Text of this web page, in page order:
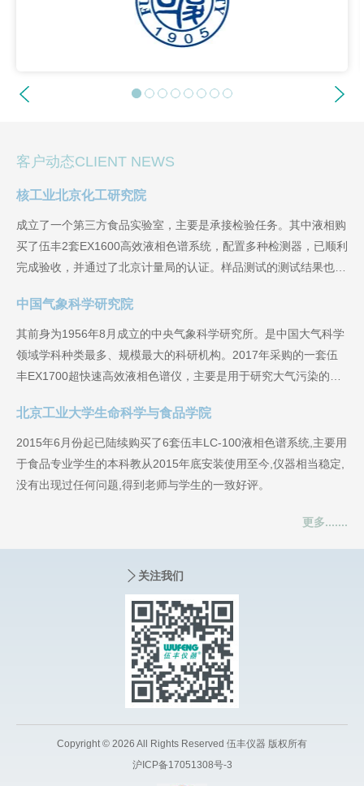
客户动态CLIENT NEWS
核工业北京化工研究院
成立了一个第三方食品实验室，主要是承接检验任务。其中液相购
买了伍丰2套EX1600高效液相色谱系统，配置多种检测器，已顺利
完成验收，并通过了北京计量局的认证。样品测试的测试结果也完
中国气象科学研究院
其前身为1956年8月成立的中央气象科学研究所。是中国大气科学
领域学科种类最多、规模最大的科研机构。2017年采购的一套伍
丰EX1700超快速高效液相色谱仪，主要是用于研究大气污染的主
北京工业大学生命科学与食品学院
2015年6月份起已陆续购买了6套伍丰LC-100液相色谱系统,主要用
于食品专业学生的本科教从2015年底安装使用至今,仪器相当稳定,
没有出现过任何问题,得到老师与学生的一致好评。
更多.......
关注我们
Copyright © 2026 All Rights Reserved 伍丰仪器 版权所有
沪ICP备17051308号-3